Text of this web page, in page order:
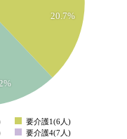
20.7%
)
要介護1(6人)
)
要介護4(7人)